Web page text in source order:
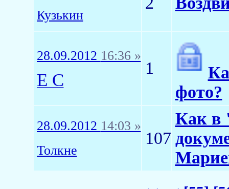
Кузькин
28.09.2012 16:36 »
E C
1
фото?
28.09.2012 14:03 »
Толкне
107
Как в